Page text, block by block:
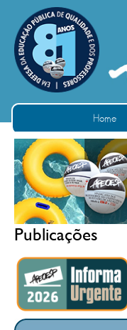
Home
Publicações